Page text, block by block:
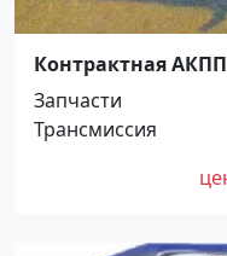
Контрактная АКПП
FSE, A760E Ростов
Запчасти
Трансмиссия